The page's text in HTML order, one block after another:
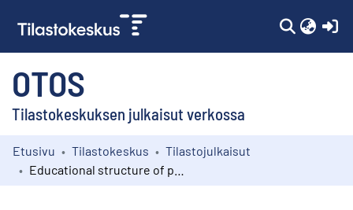
OTOS
Tilastokeskuksen julkaisut verkossa
Kokoelmat
Etusivu Tilastokeskus
Tilastojulkaisut